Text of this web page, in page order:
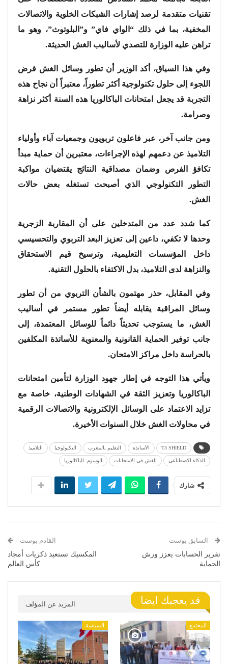
تقنيات متقدمة لرصد إشارات الشبكات الخلوية والاتصالات
المخفية، بما في ذلك “الواي فاي” و”البلوتوث”، وهو ما
تراهن عليه الوزارة للتصدي لأساليب الغش الحديثة.
وفي هذا السياق، أكد الوزير أن تطور وسائل الغش فرض
اللجوء إلى حلول تكنولوجية أكثر تطوراً، معتبراً أن نجاح هذه
التجربة قد يجعل امتحانات الباكالوريا هذه السنة أكثر نزاهة
وصرامة.
ومن جانب آخر، عبر فاعلون تربويون وجمعيات آباء وأولياء
التلاميذ عن دعمهم لهذه الإجراءات، معتبرين أن حماية مبدأ
تكافؤ الفرص وضمان مصداقية النتائج يقتضيان مواكبة
التطور التكنولوجي الذي أصبحت تستغله بعض حالات
الغش.
كما شدد عدد من المتدخلين على أن المقاربة الزجرية
وحدها لا تكفي، داعين إلى تعزيز البعد التربوي والتحسيسي
داخل المؤسسات التعليمية، وترسيخ قيم الاستحقاق
والنزاهة لدى التلاميذ، بدل الاكتفاء بالحلول التقنية.
وفي المقابل، حذر مهتمون بالشأن التربوي من أن تطور
وسائل المراقبة يقابله أيضاً تطور مستمر في أساليب
الغش، ما يستوجب تحديثاً دائماً للوسائل المعتمدة، إلى
جانب توفير الحماية القانونية والمعنوية للأساتذة المكلفين
بالحراسة داخل مراكز الامتحان.
ويأتي هذا التوجه في إطار جهود الوزارة لتأمين امتحانات
الباكالوريا وتعزيز الثقة في الشهادات الوطنية، خاصة مع
تزايد الاعتماد على الوسائل الإلكترونية والاتصالات الرقمية
في محاولات الغش خلال السنوات الأخيرة.
T3 SHIELD الأساتذة التعليم بالمغرب التكنولوجيا التلاميذ
الذكاء الاصطناعي الغش في الامتحانات الوسوم: الباكالوريا
شارك
السابق بوست
تقرير الحسابات يعزز ورش
الحماية
القادم بوست
المكسيك تستعيد ذكريات أمجاد
كأس العالم
قد يعجبك ايضا المزيد عن المؤلف
المجتمع السياسة